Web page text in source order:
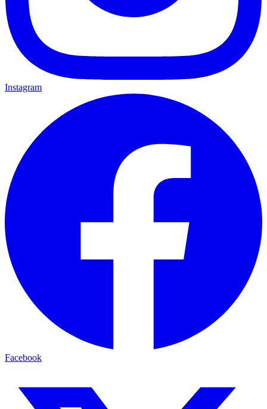
Instagram
Facebook